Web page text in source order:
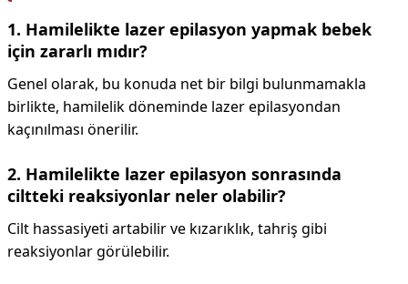
1. Hamilelikte lazer epilasyon yapmak bebek
için zararlı mıdır?
Genel olarak, bu konuda net bir bilgi bulunmamakla
birlikte, hamilelik döneminde lazer epilasyondan
kaçınılması önerilir.
2. Hamilelikte lazer epilasyon sonrasında
ciltteki reaksiyonlar neler olabilir?
Cilt hassasiyeti artabilir ve kızarıklık, tahriş gibi
reaksiyonlar görülebilir.